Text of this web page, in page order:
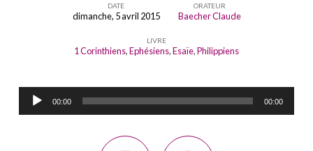
puissance
de
Sa
résurrection,
DATE
dimanche, 5 avril 2015
ORATEUR
Baecher Claude
LIVRE
1 Corinthiens,Ephésiens,Esaïe,Philippiens
Lecteur
audio
00:00 00:00